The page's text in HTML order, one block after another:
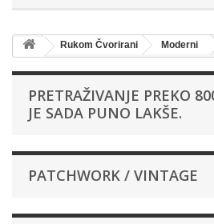
Rukom Čvorirani Moderni
PRETRAŽIVANJE PREKO
JE SADA PUNO LAKŠE.
PATCHWORK / VINTAGE